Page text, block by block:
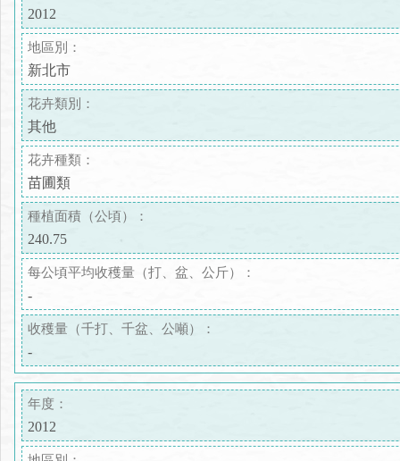
2012
地區別：
新北市
花卉類別：
其他
花卉種類：
苗圃類
種植面積（公頃）：
240.75
每公頃平均收穫量（打、盆、公斤）：
-
收穫量（千打、千盆、公噸）：
-
年度：
2012